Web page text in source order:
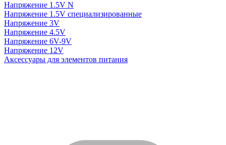
Напряжение 1.5V N
Напряжение 1.5V специализированные
Напряжение 3V
Напряжение 4.5V
Напряжение 6V-9V
Напряжение 12V
Аксессуары для элементов питания